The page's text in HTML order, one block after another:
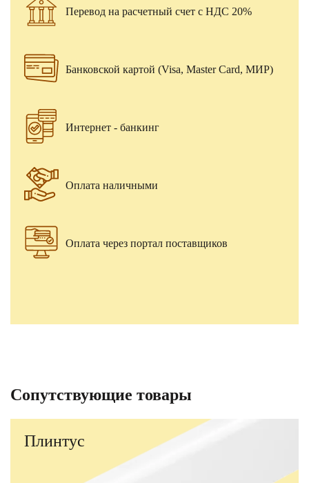
Перевод на расчетный счет с НДС 20%
Банковской картой (Visa, Master Card, МИР)
Интернет - банкинг
Оплата наличными
Оплата через портал поставщиков
Сопутствующие товары
Плинтус